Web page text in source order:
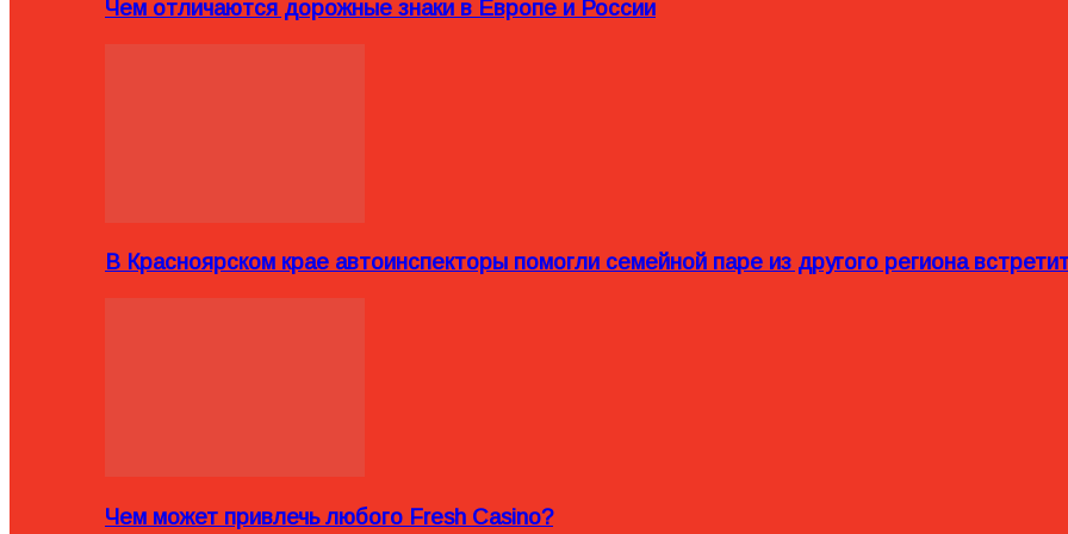
Чем отличаются дорожные знаки в Европе и России
В Красноярском крае автоинспекторы помогли семейной паре из другого региона
Чем может привлечь любого Fresh Casino?